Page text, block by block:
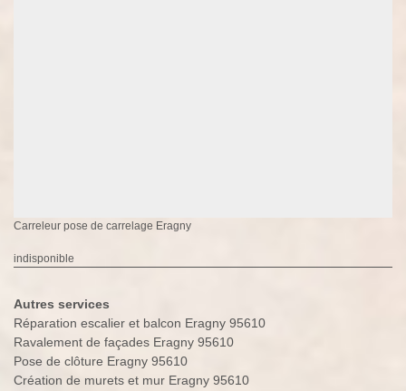
Carreleur pose de carrelage Eragny
indisponible
Autres services
Réparation escalier et balcon Eragny 95610
Ravalement de façades Eragny 95610
Pose de clôture Eragny 95610
Création de murets et mur Eragny 95610